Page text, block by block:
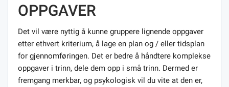
OPPGAVER
Det vil være nyttig å kunne gruppere lignende oppgaver
etter ethvert kriterium, å lage en plan og / eller tidsplan
for gjennomføringen. Det er bedre å håndtere komplekse
oppgaver i trinn, dele dem opp i små trinn. Dermed er
fremgang merkbar, og psykologisk vil du vite at den er,